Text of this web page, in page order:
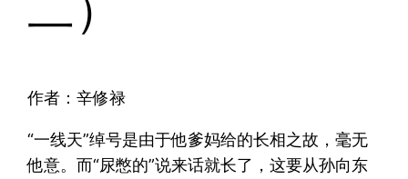
作者：辛修禄
“一线天”绰号是由于他爹妈给的长相之故，毫无
他意。而“尿憋的”说来话就长了，这要从孙向东